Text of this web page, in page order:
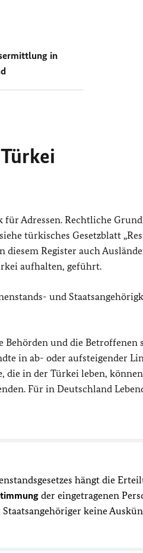
in
Adressen. Rechtliche
türkisches Gesetzblatt
diesem Register auch
aufhalten, geführt.
und
und die Betroffenen
in ab- oder aufsteigender
die in der Türkei leben,
Für in Deutschland
hängt die
der eingetragenen
keine